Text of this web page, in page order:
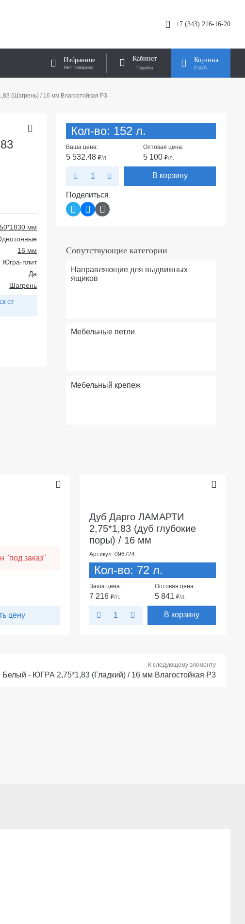
+7 (343) 216-16-20
Избранное
Нет товаров
Кабинет Корзина
0 руб.
(Шагрень) / 16 мм Влагостойкая Р3
Кол-во: 152 л.
Ваша цена:
5 532.48₽/л.
Оптовая цена:
5 100₽/л.
В корзину
Поделиться
Сопутствующие категории
Направляющие для выдвижных
ящиков
Мебельные петли
Мебельный крепеж
мм
16 мм
Югра-плит
Да
Шагрень
от
"под заказ"
цену
Дуб Дарго ЛАМАРТИ
2,75*1,83 (дуб глубокие
поры) / 16 мм
Артикул: 096724
Кол-во: 72 л.
Ваша цена:
7 216 ₽/л.
Оптовая цена:
5 841₽/л.
В корзину
К следующему элементу
Белый - ЮГРА 2,75*1,83 (Гладкий) / 16 мм Влагостойкая Р3